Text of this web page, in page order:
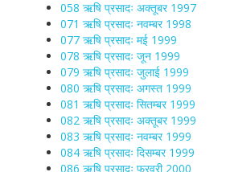
058 ऋषि प्रसादः अक्तूबर 1997
071 ऋषि प्रसादः नवम्बर 1998
077 ऋषि प्रसादः मई 1999
078 ऋषि प्रसादः जून 1999
079 ऋषि प्रसादः जुलाई 1999
080 ऋषि प्रसादः अगस्त 1999
081 ऋषि प्रसादः सितम्बर 1999
082 ऋषि प्रसादः अक्तूबर 1999
083 ऋषि प्रसादः नवम्बर 1999
084 ऋषि प्रसादः दिसम्बर 1999
086 ऋषि प्रसादः फरवरी 2000